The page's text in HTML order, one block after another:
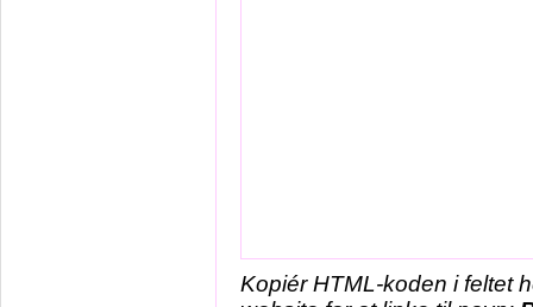
Kopiér HTML-koden i feltet